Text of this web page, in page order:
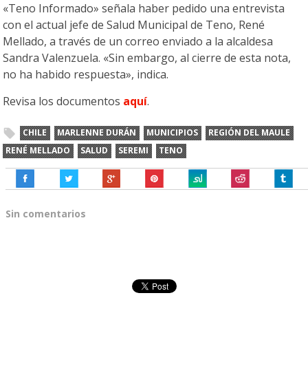
«Teno Informado» señala haber pedido una entrevista
con el actual jefe de Salud Municipal de Teno, René
Mellado, a través de un correo enviado a la alcaldesa
Sandra Valenzuela. «Sin embargo, al cierre de esta nota,
no ha habido respuesta», indica.
Revisa los documentos aquí.
CHILE MARLENNE DURÁN MUNICIPIOS
REGIÓN DEL MAULE
RENÉ MELLADO
SALUD SEREMI TENO
Sin comentarios